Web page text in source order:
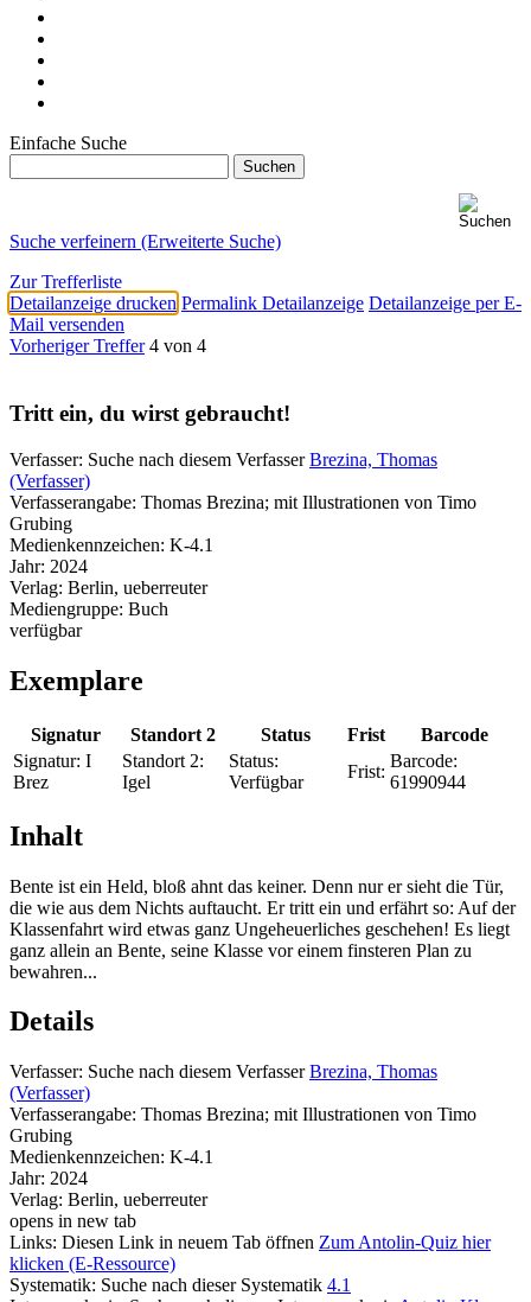
Einfache Suche
Suche verfeinern (Erweiterte Suche)
Zur Trefferliste
Detailanzeige drucken Permalink Detailanzeige Detailanzeige per E-
Mail versenden
Vorheriger Treffer 4 von 4
Tritt ein, du wirst gebraucht!
Verfasser: Suche nach diesem Verfasser Brezina, Thomas
(Verfasser)
Verfasserangabe: Thomas Brezina; mit Illustrationen von Timo
Grubing
Medienkennzeichen: K-4.1
Jahr: 2024
Verlag: Berlin, ueberreuter
Mediengruppe: Buch
verfügbar
Exemplare
Signatur Standort 2 Status Frist
Barcode
Signatur: I
Brez
Standort 2:
Igel
Status:
Verfügbar
Frist:
Barcode:
61990944
Inhalt
Bente ist ein Held, bloß ahnt das keiner. Denn nur er sieht die Tür,
die wie aus dem Nichts auftaucht. Er tritt ein und erfährt so: Auf der
Klassenfahrt wird etwas ganz Ungeheuerliches geschehen! Es liegt
ganz allein an Bente, seine Klasse vor einem finsteren Plan zu
bewahren...
Details
Verfasser: Suche nach diesem Verfasser Brezina, Thomas
(Verfasser)
Verfasserangabe: Thomas Brezina; mit Illustrationen von Timo
Grubing
Medienkennzeichen: K-4.1
Jahr: 2024
Verlag: Berlin, ueberreuter
opens in new tab
Links: Diesen Link in neuem Tab öffnen Zum Antolin-Quiz hier
klicken (E-Ressource)
Systematik: Suche nach dieser Systematik 4.1